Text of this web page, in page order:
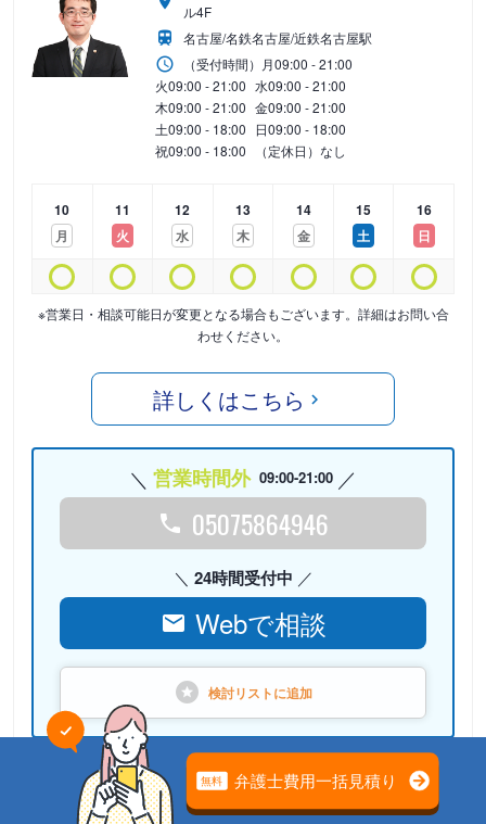
ル4F
名古屋/名鉄名古屋/近鉄名古屋駅
（受付時間） 月09:00 - 21:00
火09:00 - 21:00 水09:00 - 21:00
木09:00 - 21:00 金09:00 - 21:00
土09:00 - 18:00 日09:00 - 18:00
祝09:00 - 18:00 （定休日）なし
10
月
11
火
12
水
13
木
14
金
15
土
16
日
※営業日・相談可能日が変更となる場合もございます。詳細はお問い合
わせください。
詳しくはこちら
営業時間外 09:00-21:00
05075864946
24時間受付中
Webで相談
検討リストに追加
弁護士法人心（本部）